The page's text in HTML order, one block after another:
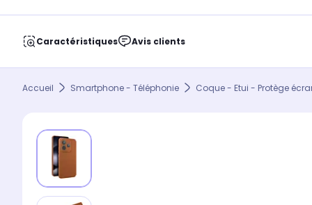
Caractéristiques Avis clients
Accueil Smartphone - Téléphonie Coque - Etui - Protège